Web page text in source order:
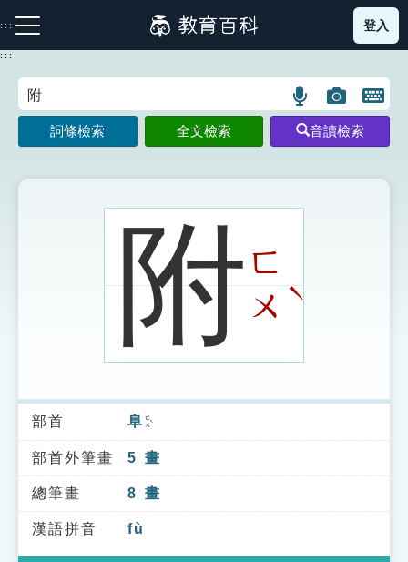
到
主
:::
注音索引圖示 筆畫索引圖示 部首索引表圖示
索引選單
知識索引
單字索引
生命大百科索引
登入
:::
語
言
搜
示
圖
片
搜
開
鍵
圖
詞條檢索 全文檢索 音讀檢索
附ㄈ
ㄨˋ
部首 阜 ㄈㄨˋ
部首外筆畫 5 畫
總筆畫 8 畫
漢語拼音 fù